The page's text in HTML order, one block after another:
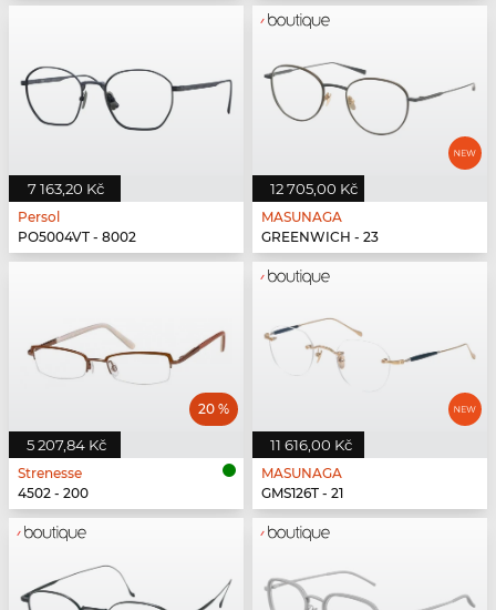
7 163,20 Kč
Persol
PO5004VT - 8002
12 705,00 Kč
MASUNAGA
GREENWICH - 23
5 207,84 Kč
20 %
Strenesse
4502 - 200
11 616,00 Kč
MASUNAGA
GMS126T - 21